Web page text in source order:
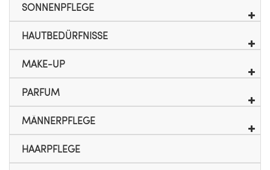
SONNENPFLEGE
HAUTBEDÜRFNISSE
MAKE-UP
PARFUM
MÄNNERPFLEGE
HAARPFLEGE